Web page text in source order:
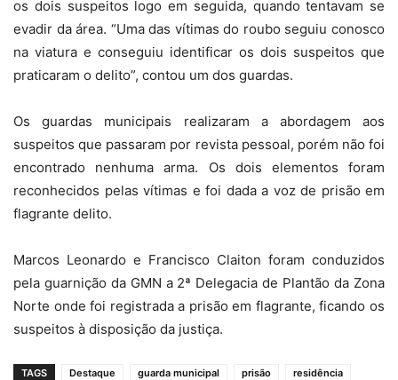
os dois suspeitos logo em seguida, quando tentavam se
evadir da área. “Uma das vítimas do roubo seguiu conosco
na viatura e conseguiu identificar os dois suspeitos que
praticaram o delito”, contou um dos guardas.
Os guardas municipais realizaram a abordagem aos
suspeitos que passaram por revista pessoal, porém não foi
encontrado nenhuma arma. Os dois elementos foram
reconhecidos pelas vítimas e foi dada a voz de prisão em
flagrante delito.
Marcos Leonardo e Francisco Claiton foram conduzidos
pela guarnição da GMN a 2ª Delegacia de Plantão da Zona
Norte onde foi registrada a prisão em flagrante, ficando os
suspeitos à disposição da justiça.
TAGS Destaque guarda municipal prisão
residência